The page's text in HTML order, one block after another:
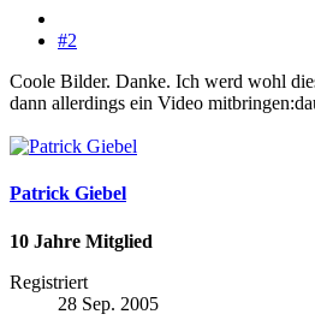
#2
Coole Bilder. Danke. Ich werd wohl
dann allerdings ein Video
Patrick Giebel
10 Jahre Mitglied
Registriert
28 Sep. 2005